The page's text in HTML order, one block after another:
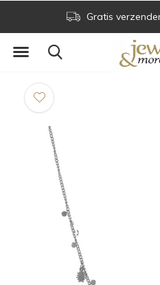
Gratis